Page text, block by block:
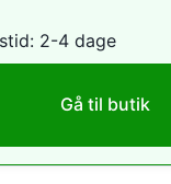
2-4 dage
Gå til butik